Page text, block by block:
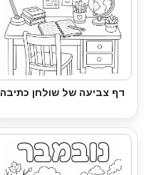
דף צביעה של שולחן כתיבה